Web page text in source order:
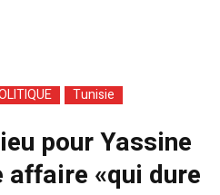
Tunisie
pour Yassine
affaire «qui dure